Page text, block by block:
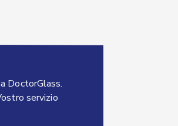
DoctorGlass.
servizio